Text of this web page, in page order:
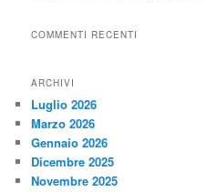
COMMENTI RECENTI
ARCHIVI
Luglio 2026
Marzo 2026
Gennaio 2026
Dicembre 2025
Novembre 2025